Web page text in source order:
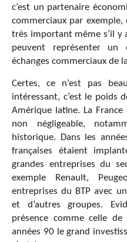
c’est un partenaire
commerciaux par
très important même s’il y
peuvent représenter
échanges commerciaux de
Certes, ce n’est pas
intéressant, c’est le poids
Amérique latine. La
non négligeable,
historique. Dans les
françaises étaient
grandes entreprises du
exemple Renault,
entreprises du BTP avec
et d’autres groupes.
présence comme celle
années 90 le grand